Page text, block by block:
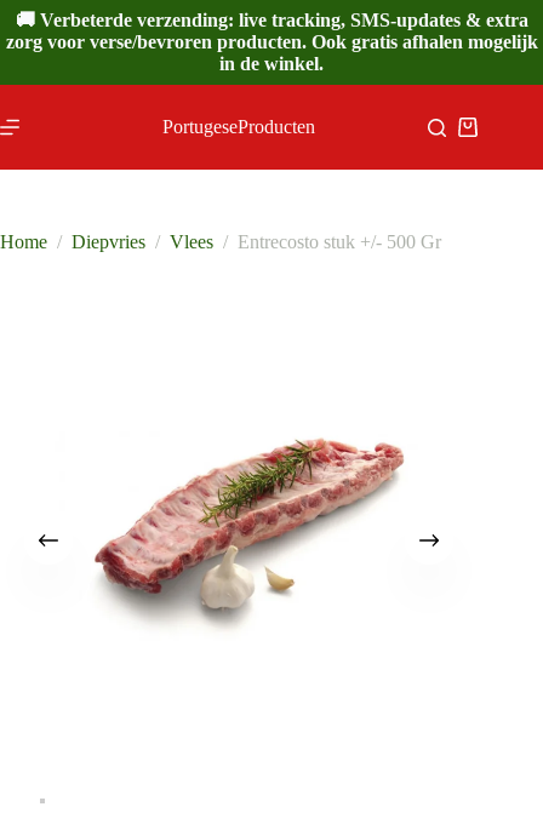
Ga
naar
de
🚚 Verbeterde verzending: live tracking, SMS-updates & extra
zorg voor verse/bevroren producten. Ook gratis afhalen mogelijk
in de winkel.
PortugeseProducten
Home / Diepvries / Vlees / Entrecosto stuk +/- 500 Gr